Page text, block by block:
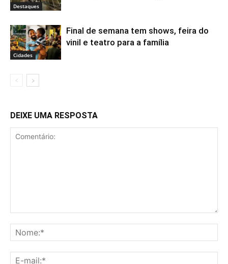
Destaques
Cidades
Final de semana tem shows, feira do
vinil e teatro para a família
DEIXE UMA RESPOSTA